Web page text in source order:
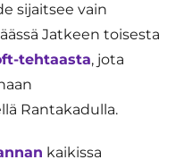
sijaitsee vain
Jatkeen toisesta
tehtaasta, jota
Rantakadulla.
kaikissa